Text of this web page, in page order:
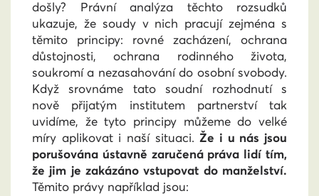
došly? Právní analýza těchto rozsudků
ukazuje, že soudy v nich pracují zejména s
těmito principy: rovné zacházení, ochrana
důstojnosti, ochrana rodinného života,
soukromí a nezasahování do osobní svobody.
Když srovnáme tato soudní rozhodnutí s
nově přijatým institutem partnerství tak
uvidíme, že tyto principy můžeme do velké
míry aplikovat i naší situaci.Že i u nás jsou
porušována ústavně zaručená práva lidí tím,
že jim je zakázáno vstupovat do manželství.
Těmito právy například jsou: